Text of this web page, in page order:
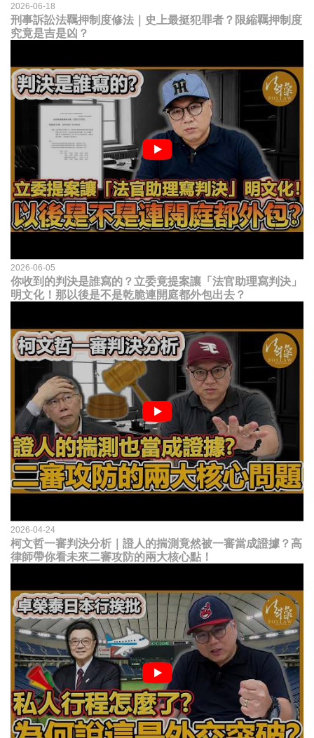
2026-06-18
刑事訴訟法羈押制度修法｜史上最挺犯罪者？限縮羈押制度
究竟是吉是凶？
2026-06-05
你收到的判決是誰寫的？立委竟提案讓「法官助理寫判決」
明文化！那以後是不是乾脆連開庭都外包出去？
2026-04-24
柯文哲一審判決分析｜證人的揣測竟然被一審當成證據？高
律師帶你看未來二審攻防的兩大核心點！